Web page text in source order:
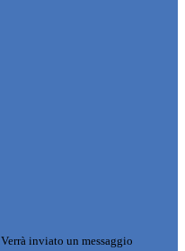
Verrà inviato un messaggio